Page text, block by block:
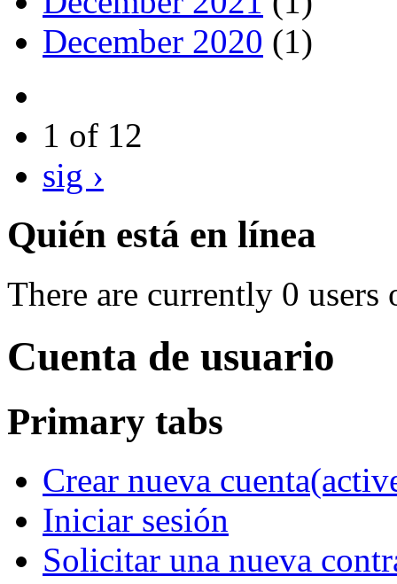
December 2020 (1)
1 of 12
sig ›
Quién está en línea
There are currently 0 users
Cuenta de usuario
Primary tabs
Crear nueva cuenta
Iniciar sesión
Solicitar una nueva